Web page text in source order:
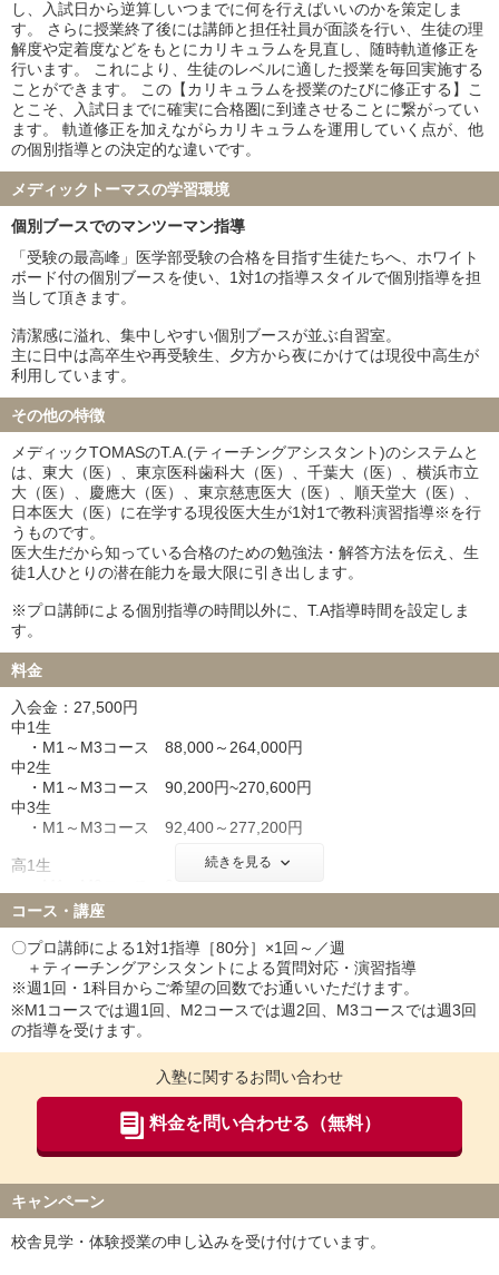
し、入試日から逆算しいつまでに何を行えばいいのかを策定しま
す。 さらに授業終了後には講師と担任社員が面談を行い、生徒の理
解度や定着度などをもとにカリキュラムを見直し、随時軌道修正を
行います。 これにより、生徒のレベルに適した授業を毎回実施する
ことができます。 この【カリキュラムを授業のたびに修正する】こ
とこそ、入試日までに確実に合格圏に到達させることに繋がってい
ます。 軌道修正を加えながらカリキュラムを運用していく点が、他
の個別指導との決定的な違いです。
メディックトーマスの学習環境
個別ブースでのマンツーマン指導
「受験の最高峰」医学部受験の合格を目指す生徒たちへ、ホワイト
ボード付の個別ブースを使い、1対1の指導スタイルで個別指導を担
当して頂きます。
清潔感に溢れ、集中しやすい個別ブースが並ぶ自習室。
主に日中は高卒生や再受験生、夕方から夜にかけては現役中高生が
利用しています。
その他の特徴
メディックTOMASのT.A.(ティーチングアシスタント)のシステムと
は、東大（医）、東京医科歯科大（医）、千葉大（医）、横浜市立
大（医）、慶應大（医）、東京慈恵医大（医）、順天堂大（医）、
日本医大（医）に在学する現役医大生が1対1で教科演習指導※を行
うものです。
医大生だから知っている合格のための勉強法・解答方法を伝え、生
徒1人ひとりの潜在能力を最大限に引き出します。
※プロ講師による個別指導の時間以外に、T.A指導時間を設定しま
す。
料金
入会金：27,500円
中1生
・M1～M3コース 88,000～264,000円
中2生
・M1～M3コース 90,200円~270,600円
中3生
・M1～M3コース 92,400～277,200円
高1生
高2生
・M1～M3コース 96,800~290,400円
高3生・高卒生
・M1～M3コース 103,400～310,200円
グループ授業
・計算力アップGコース(数学) 22,000円/1コマ80分週1回
・計算力アップGコース(化学) 22,000円/1コマ80分週1回
※全て税込金額です。
※M1コース：1コマ80分週1回、M2コース：1コマ80分週2回、M3
コース：1コマ80分週3回
※リソー教育グループに初めてご入会される場合にのみ、入会金
続きを見る
コース・講座
〇プロ講師による1対1指導［80分］×1回～／週
＋ティーチングアシスタントによる質問対応・演習指導
※週1回・1科目からご希望の回数でお通いいただけます。
※M1コースでは週1回、M2コースでは週2回、M3コースでは週3回
の指導を受けます。
入塾に関するお問い合わせ
料金を問い合わせる（無料）
キャンペーン
校舎見学・体験授業の申し込みを受け付けています。